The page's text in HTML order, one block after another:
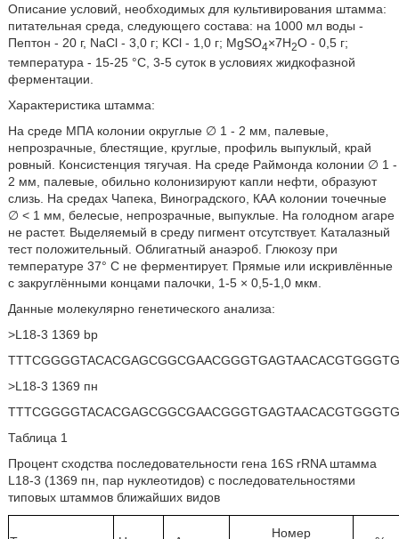
Описание условий, необходимых для культивирования штамма:
питательная среда, следующего состава: на 1000 мл воды -
Пептон - 20 г, NaCl - 3,0 г; KCl - 1,0 г; MgSO4×7H2O - 0,5 г;
температура - 15-25 °С, 3-5 суток в условиях жидкофазной
ферментации.
Характеристика штамма:
На среде МПА колонии округлые ∅ 1 - 2 мм, палевые,
непрозрачные, блестящие, круглые, профиль выпуклый, край
ровный. Консистенция тягучая. На среде Раймонда колонии ∅ 1 -
2 мм, палевые, обильно колонизируют капли нефти, образуют
слизь. На средах Чапека, Виноградского, КАА колонии точечные
∅ < 1 мм, белесые, непрозрачные, выпуклые. На голодном агаре
не растет. Выделяемый в среду пигмент отсутствует. Каталазный
тест положительный. Облигатный анаэроб. Глюкозу при
температуре 37° С не ферментирует. Прямые или искривлённые
с закруглёнными концами палочки, 1-5 × 0,5-1,0 мкм.
Данные молекулярно генетического анализа:
>L18-3 1369 bp
>L18-3 1369 пн
Таблица 1
Процент сходства последовательности гена 16S rRNA штамма
L18-3 (1369 пн, пар нуклеотидов) с последовательностями
типовых штаммов ближайших видов
Номер